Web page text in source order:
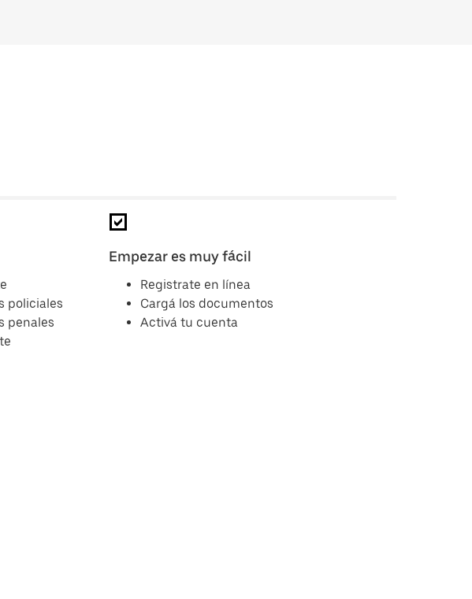
policiales
penales
Empezar es muy fácil
Registrate en línea
Cargá los documentos
Activá tu cuenta